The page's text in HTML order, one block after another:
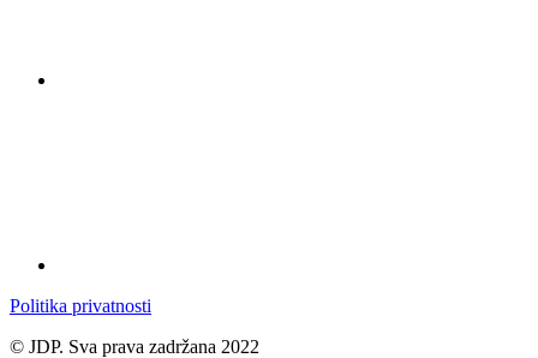
Politika privatnosti
© JDP. Sva prava zadržana 2022